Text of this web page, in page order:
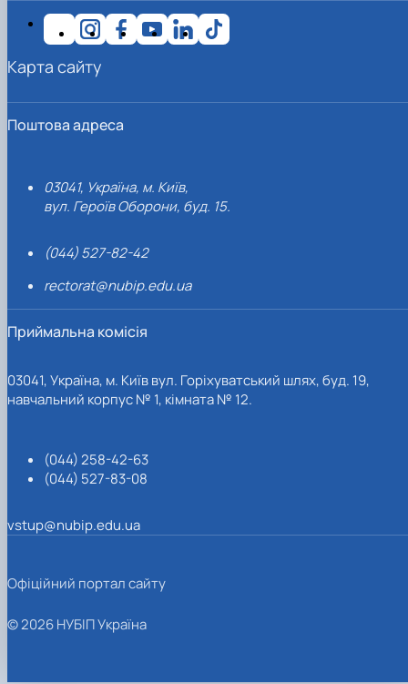
Поштова адреса
03041, Україна, м. Київ,
вул. Героїв Оборони, буд. 15.
(044) 527-82-42
rectorat@nubip.edu.ua
Приймальна комісія
03041, Україна, м. Київ вул. Горіхуватський шлях, буд. 19,
навчальний корпус № 1, кімната № 12.
(044) 258-42-63
(044) 527-83-08
vstup@nubip.edu.ua
Карта сайту
Офіційний портал сайту
© 2026 НУБІП Україна